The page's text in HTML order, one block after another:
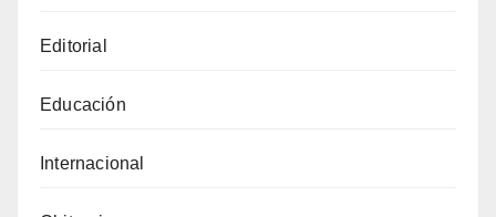
Editorial
Educación
Internacional